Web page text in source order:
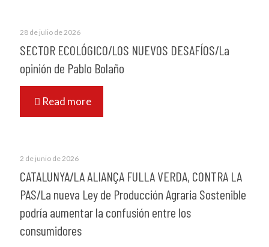
28 de julio de 2026
SECTOR ECOLÓGICO/LOS NUEVOS DESAFÍOS/La
opinión de Pablo Bolaño
Read more
2 de junio de 2026
CATALUNYA/LA ALIANÇA FULLA VERDA, CONTRA LA
PAS/La nueva Ley de Producción Agraria Sostenible
podría aumentar la confusión entre los
consumidores